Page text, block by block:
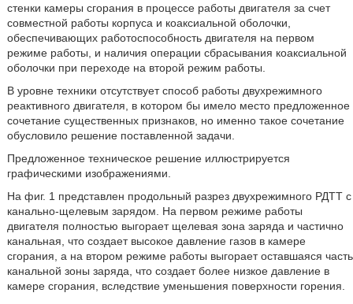
стенки камеры сгорания в процессе работы двигателя за счет
совместной работы корпуса и коаксиальной оболочки,
обеспечивающих работоспособность двигателя на первом
режиме работы, и наличия операции сбрасывания коаксиальной
оболочки при переходе на второй режим работы.
В уровне техники отсутствует способ работы двухрежимного
реактивного двигателя, в котором бы имело место предложенное
сочетание существенных признаков, но именно такое сочетание
обусловило решение поставленной задачи.
Предложенное техническое решение иллюстрируется
графическими изображениями.
На фиг. 1 представлен продольный разрез двухрежимного РДТТ с
канально-щелевым зарядом. На первом режиме работы
двигателя полностью выгорает щелевая зона заряда и частично
канальная, что создает высокое давление газов в камере
сгорания, а на втором режиме работы выгорает оставшаяся часть
канальной зоны заряда, что создает более низкое давление в
камере сгорания, вследствие уменьшения поверхности горения.